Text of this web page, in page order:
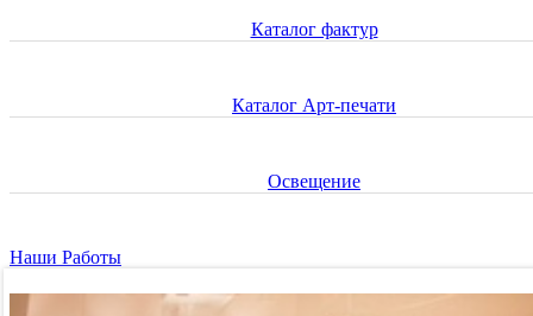
Каталог фактур
Каталог Арт-печати
Освещение
Наши Работы